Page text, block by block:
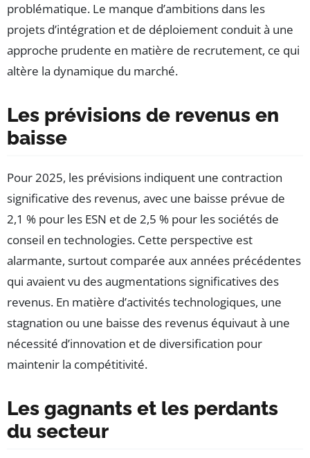
problématique. Le manque d’ambitions dans les
projets d’intégration et de déploiement conduit à une
approche prudente en matière de recrutement, ce qui
altère la dynamique du marché.
Les prévisions de revenus en
baisse
Pour 2025, les prévisions indiquent une contraction
significative des revenus, avec une baisse prévue de
2,1 % pour les ESN et de 2,5 % pour les sociétés de
conseil en technologies. Cette perspective est
alarmante, surtout comparée aux années précédentes
qui avaient vu des augmentations significatives des
revenus. En matière d’activités technologiques, une
stagnation ou une baisse des revenus équivaut à une
nécessité d’innovation et de diversification pour
maintenir la compétitivité.
Les gagnants et les perdants
du secteur